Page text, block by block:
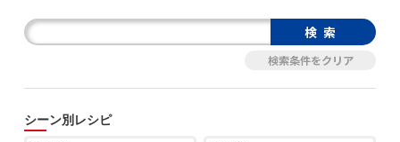
シーン別レシピ